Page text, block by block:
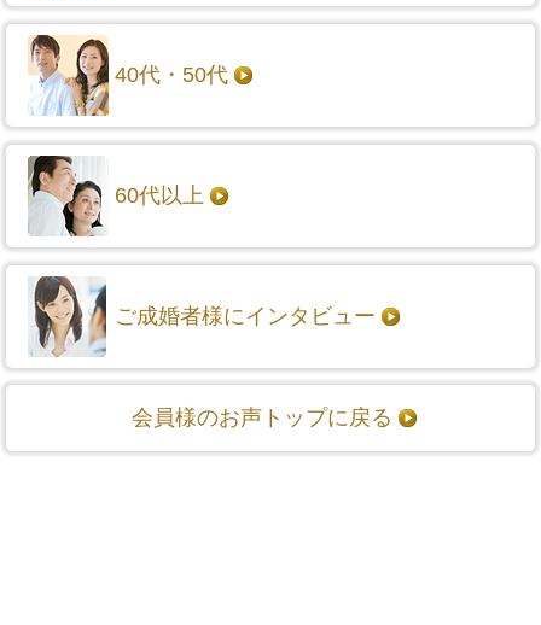
40代・50代
60代以上
ご成婚者様にインタビュー
会員様のお声トップに戻る